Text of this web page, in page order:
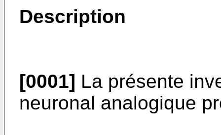
Description
[0001] La présente
neuronal analogique